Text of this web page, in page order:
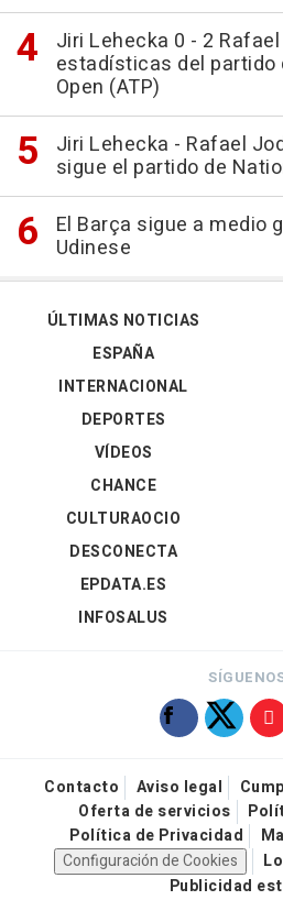
Jiri Lehecka 0 - 2
estadísticas del partido
Open (ATP)
Jiri Lehecka - Rafael
sigue el partido de
El Barça sigue a medio
Udinese
ÚLTIMAS NOTICIAS
ESPAÑA
INTERNACIONAL
DEPORTES
VÍDEOS
CHANCE
CULTURAOCIO
DESCONECTA
EPDATA.ES
INFOSALUS
Contacto Aviso legal
Oferta de servicios
Política de Privacidad
Configuración de Cookies
Publicidad